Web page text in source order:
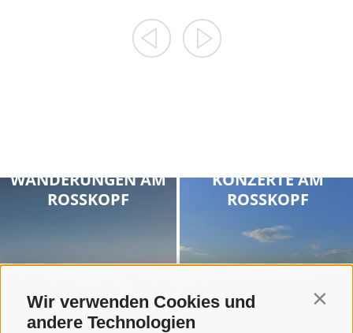
Wir verwenden Cookies und
andere Technologien
WANDERUNGEN AM
ROSSKOPF
KONZERTE AM
ROSSKOPF